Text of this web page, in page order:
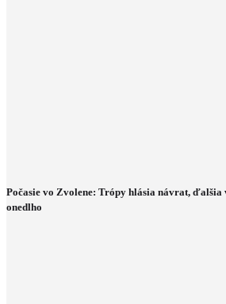
Počasie vo Zvolene: Trópy hlásia návrat,
onedlho